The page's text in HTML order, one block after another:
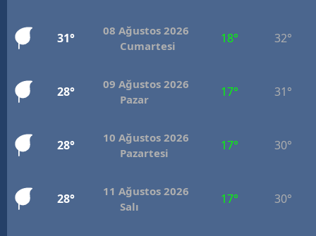
Kayseri
31°
08 Ağustos 2026
Cumartesi
18° 32°
28°
09 Ağustos 2026
Pazar
17° 31°
28°
10 Ağustos 2026
Pazartesi
17° 30°
28°
11 Ağustos 2026
Salı
17° 30°